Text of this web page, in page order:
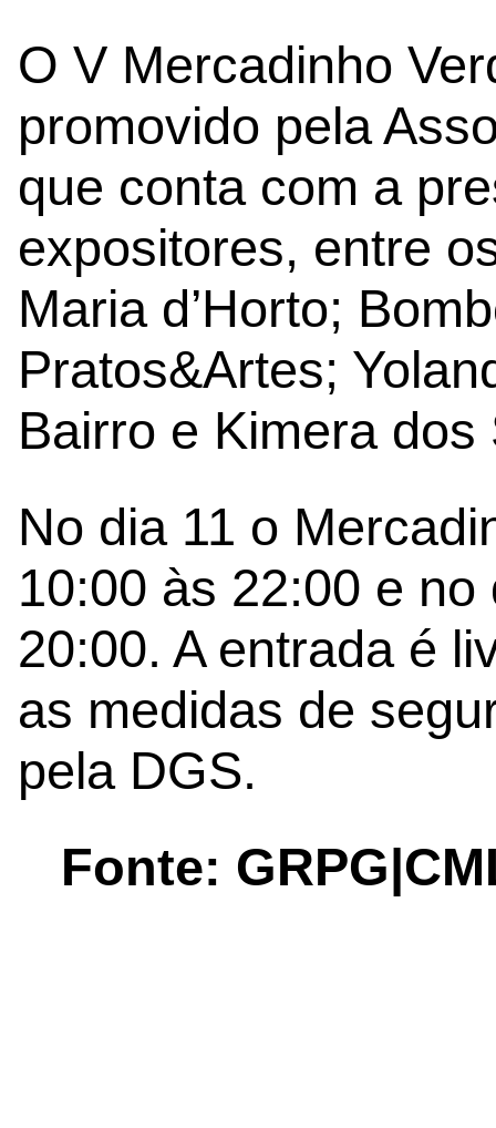
O V Mercadinho
promovido pela
que conta com a
expositores, entre
Maria d’Horto;
Pratos&Artes;
Bairro e Kimera dos
No dia 11 o
10:00 às 22:00 e
20:00. A entrada é
as medidas de
pela DGS.
Fonte: